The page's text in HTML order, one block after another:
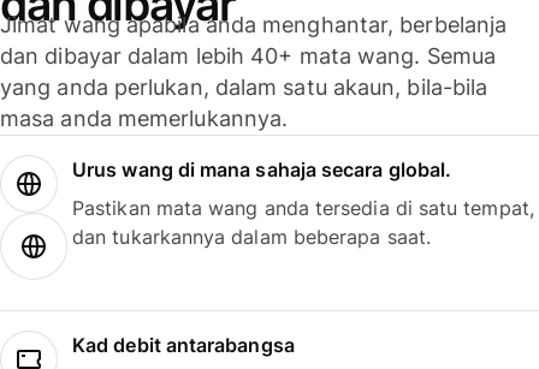
Jimat wang apabila anda menghantar, berbelanja
dan dibayar dalam lebih 40+ mata wang. Semua
yang anda perlukan, dalam satu akaun, bila-bila
masa anda memerlukannya.
Urus wang di mana sahaja secara global.
Pastikan mata wang anda tersedia di satu tempat,
dan tukarkannya dalam beberapa saat.
Kad debit antarabangsa